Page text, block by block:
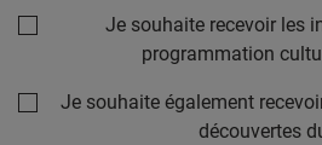
Je souhaite recevoir les
programmation
Je souhaite également
découvertes